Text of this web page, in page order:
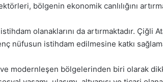
bölgenin ekonomik canlılığını
olanaklarını da artırmaktadır. Çiğli
nüfusun istihdam edilmesine katkı
modernleşen bölgelerinden biri olarak